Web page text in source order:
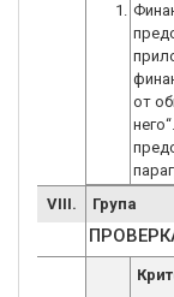
1.
от
VIII.
Група